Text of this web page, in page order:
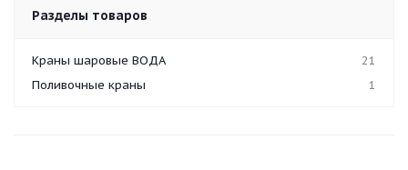
Разделы товаров
Краны шаровые ВОДА
21
Поливочные краны
1